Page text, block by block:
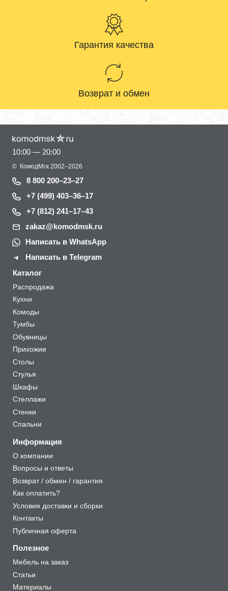
Гарантия качества
Возврат и обмен
10:00 — 20:00
© КомодМск 2002–2026
8 800 200–23–27
+7 (499) 403–36–17
+7 (812) 241–17–43
zakaz@komodmsk.ru
Написать в WhatsApp
Написать в Telegram
Каталог
Распродажа
Кухни
Комоды
Тумбы
Обувницы
Прихожие
Столы
Стулья
Шкафы
Стеллажи
Стенки
Спальни
Информация
О компании
Вопросы и ответы
Возврат / обмен / гарантия
Как оплатить?
Условия доставки и сборки
Контакты
Публичная оферта
Полезное
Мебель на заказ
Статьи
Материалы